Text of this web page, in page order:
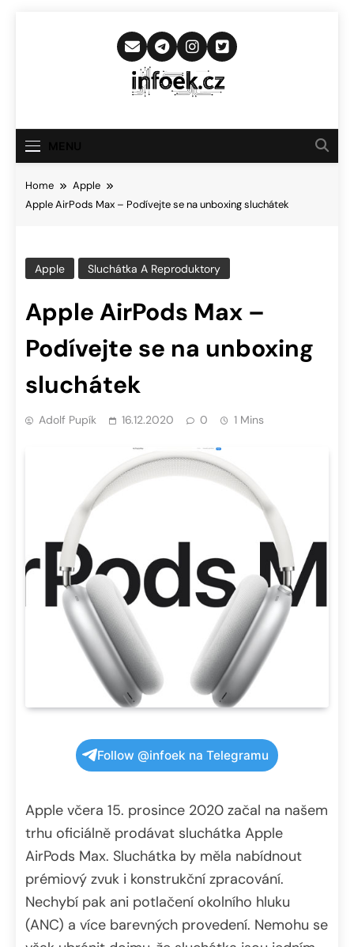
Infoek.cz
Novinkám
Home
Apple
Apple AirPods Max – Podívejte se na unboxing sluchátek
Apple Sluchátka A Reproduktory
Apple AirPods Max –
Podívejte se na unboxing
sluchátek
Adolf Pupík 16.12.2020 0 1 Mins
Follow @infoek na Telegramu
Apple včera 15. prosince 2020 začal na našem
trhu oficiálně prodávat sluchátka Apple
AirPods Max. Sluchátka by měla nabídnout
prémiový zvuk i konstrukční zpracování.
Nechybí pak ani potlačení okolního hluku
(ANC) a více barevných provedení. Nemohu se